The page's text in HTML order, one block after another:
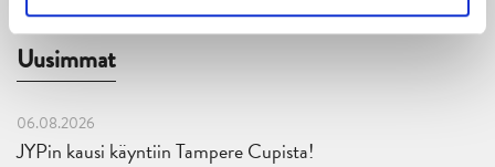
Uusimmat
06.08.2026
JYPin kausi käyntiin Tampere Cupista!